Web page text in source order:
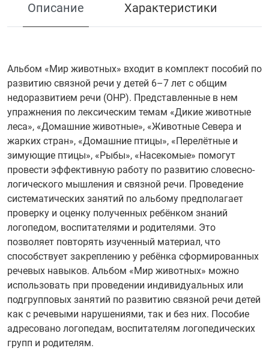
Описание Характеристики
Альбом «Мир животных» входит в комплект пособий по
развитию связной речи у детей 6–7 лет с общим
недоразвитием речи (ОНР). Представленные в нем
упражнения по лексическим темам «Дикие животные
леса», «Домашние животные», «Животные Севера и
жарких стран», «Домашние птицы», «Перелётные и
зимующие птицы», «Рыбы», «Насекомые» помогут
провести эффективную работу по развитию словесно-
логического мышления и связной речи. Проведение
систематических занятий по альбому предполагает
проверку и оценку полученных ребёнком знаний
логопедом, воспитателями и родителями. Это
позволяет повторять изученный материал, что
способствует закреплению у ребёнка сформированных
речевых навыков. Альбом «Мир животных» можно
использовать при проведении индивидуальных или
подгрупповых занятий по развитию связной речи детей
как с речевыми нарушениями, так и без них. Пособие
адресовано логопедам, воспитателям логопедических
групп и родителям.